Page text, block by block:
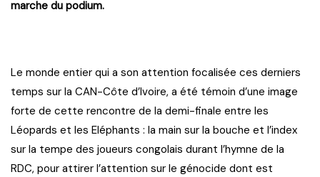
marche du podium.
Le monde entier qui a son attention focalisée ces derniers
temps sur la CAN-Côte d’Ivoire, a été témoin d’une image
forte de cette rencontre de la demi-finale entre les
Léopards et les Eléphants : la main sur la bouche et l’index
sur la tempe des joueurs congolais durant l’hymne de la
RDC, pour attirer l’attention sur le génocide dont est